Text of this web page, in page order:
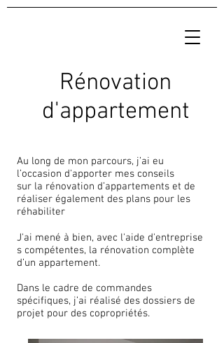
Rénovation
d'appartement
Au long de mon parcours, j’ai eu
l’occasion d'apporter mes conseils
sur la rénovation d’appartements et de
réaliser également des plans pour les
réhabiliter
J'ai mené à bien, avec l'aide d'entreprise
s compétentes, la rénovation complète
d’un appartement.
Dans le cadre de commandes
spécifiques, j’ai réalisé des dossiers de
projet pour des copropriétés.